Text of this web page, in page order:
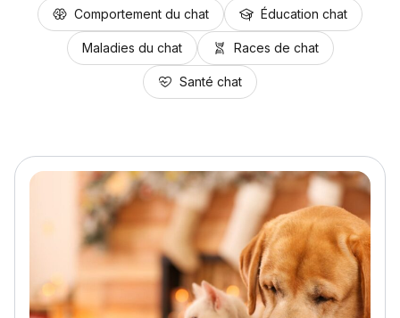
Comportement du chat Éducation chat
Maladies du chat Races de chat
Santé chat